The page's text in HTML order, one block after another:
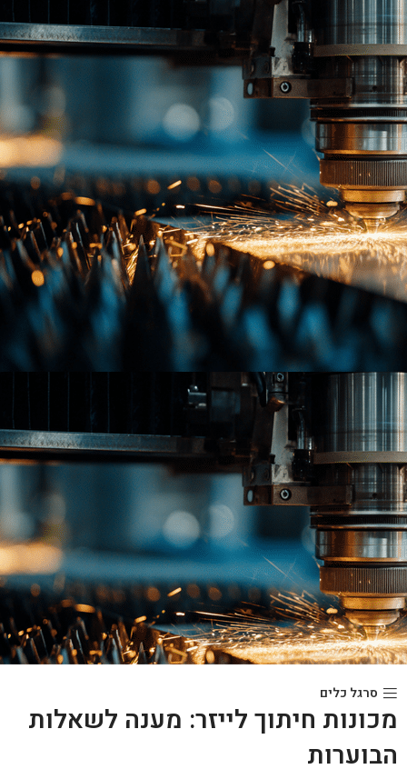
סרגל כלים
מכונות חיתוך לייזר: מענה לשאלות
הבוערות